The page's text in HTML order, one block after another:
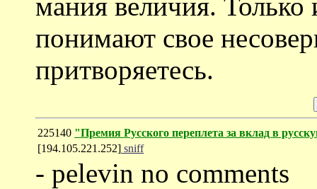
понимают свое
притворяетесь.
225140 "Премия Русского переплета за вклад в
[194.105.221.252] sniff
- pelevin no comments